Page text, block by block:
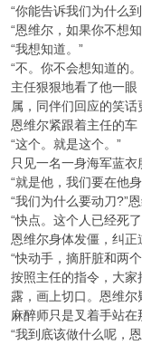
“你能告诉我们为什么
“恩维尔，如果你不想
“我想知道。”
“不。你不会想知道的。
主任狠狠地看了他一
属，同伴们回应的笑
恩维尔紧跟着主任的
“这个。就是这个。”
只见一名一身海军蓝
“就是他，我们要在他
“我们为什么要动刀?”
“快点。这个人已经死
恩维尔身体发僵，纠正
“快动手，摘肝脏和两
按照主任的指令，大
露，画上切口。恩维尔
麻醉师只是叉着手站
“我到底该做什么呢，